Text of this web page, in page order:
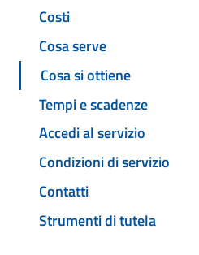
Costi
Cosa serve
Cosa si ottiene
Tempi e scadenze
Accedi al servizio
Condizioni di servizio
Contatti
Strumenti di tutela